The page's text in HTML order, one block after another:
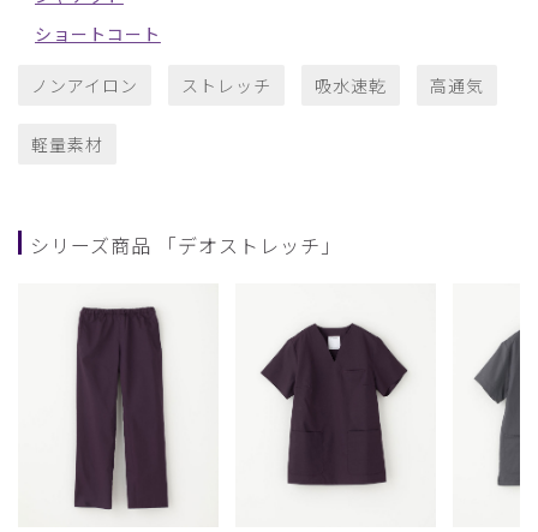
ショートコート
ノンアイロン ストレッチ 吸水速乾 高通気
軽量素材
シリーズ商品 「デオストレッチ」